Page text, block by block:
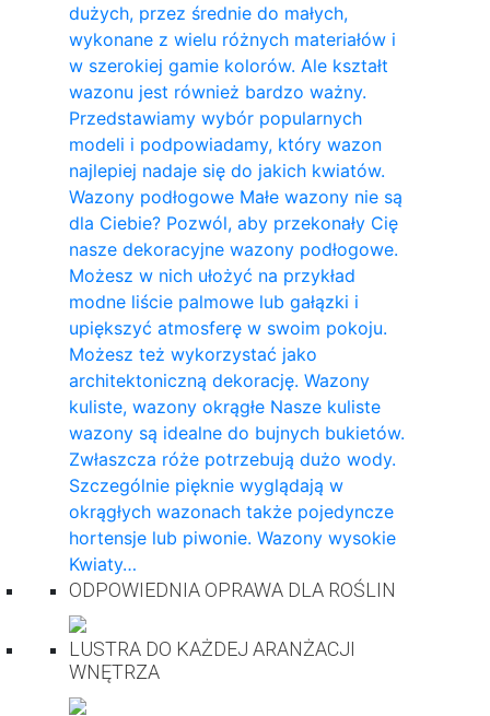
dużych, przez średnie do małych,
wykonane z wielu różnych materiałów i
w szerokiej gamie kolorów. Ale kształt
wazonu jest również bardzo ważny.
Przedstawiamy wybór popularnych
modeli i podpowiadamy, który wazon
najlepiej nadaje się do jakich kwiatów.
Wazony podłogowe Małe wazony nie są
dla Ciebie? Pozwól, aby przekonały Cię
nasze dekoracyjne wazony podłogowe.
Możesz w nich ułożyć na przykład
modne liście palmowe lub gałązki i
upiększyć atmosferę w swoim pokoju.
Możesz też wykorzystać jako
architektoniczną dekorację. Wazony
kuliste, wazony okrągłe Nasze kuliste
wazony są idealne do bujnych bukietów.
Zwłaszcza róże potrzebują dużo wody.
Szczególnie pięknie wyglądają w
okrągłych wazonach także pojedyncze
hortensje lub piwonie. Wazony wysokie
Kwiaty…
ODPOWIEDNIA OPRAWA DLA ROŚLIN
LUSTRA DO KAŻDEJ ARANŻACJI
WNĘTRZA